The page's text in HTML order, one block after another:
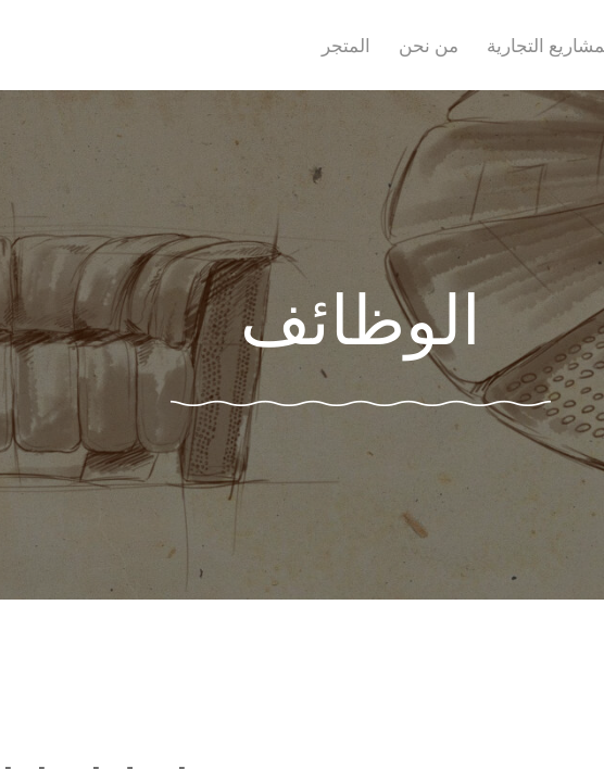
المتجر من نحن التجارية
الوظائف